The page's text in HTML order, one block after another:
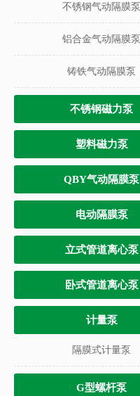
不锈钢气动隔膜泵
铝合金气动隔膜泵
铸铁气动隔膜泵
不锈钢磁力泵
塑料磁力泵
QBY气动隔膜泵
电动隔膜泵
立式管道离心泵
卧式管道离心泵
计量泵
隔膜式计量泵
G型螺杆泵